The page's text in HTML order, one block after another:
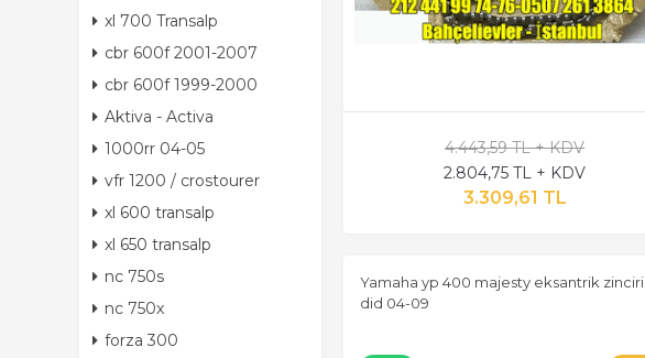
xl 700 Transalp
cbr 600f 2001-2007
cbr 600f 1999-2000
Aktiva - Activa
1000rr 04-05
vfr 1200 / crostourer
xl 600 transalp
xl 650 transalp
nc 750s
nc 750x
forza 300
4.443,59 TL + KDV
2.804,75 TL + KDV
3.309,61 TL
Yamaha yp 400 majesty eksantrik zinciri
did 04-09